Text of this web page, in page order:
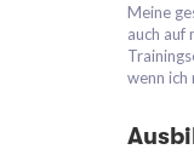
Meine
auch auf
wenn ich